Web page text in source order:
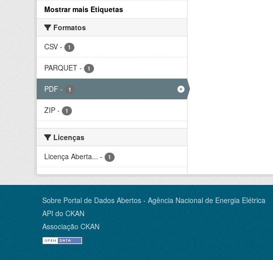
Mostrar mais Etiquetas
Formatos
CSV - 1
PARQUET - 1
PDF - 1
ZIP - 1
Licenças
Licença Aberta... - 1
Sobre Portal de Dados Abertos - Agência Nacional de Energia Elétrica
API do CKAN
Associação CKAN